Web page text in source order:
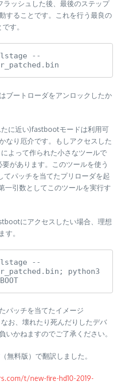
ラッシュした後、最後のステップ
することです。これを行う最良の
す。
--
ブートローダをアンロックしたか
に近い)fastbootモードは利用可
なり厄介です。もしアクセスした
よって作られた小さなツールで
があります。このツールを使う
パッチを当てたプリローダを起
一引数としてこのツールを実行す
にアクセスしたい場合、理想
す。
--
python3
パッチを当てたイメージ
お、壊れたり死んだりしたデバ
いかねますのでご了承ください。
料版）で翻訳しました。
t/new-fire-hd10-2019-